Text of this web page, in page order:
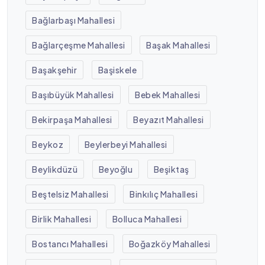
Bağlarbaşı Mahallesi
Bağlarçeşme Mahallesi Başak Mahallesi
Başakşehir Başiskele
Başıbüyük Mahallesi Bebek Mahallesi
Bekirpaşa Mahallesi Beyazıt Mahallesi
Beykoz Beylerbeyi Mahallesi
Beylikdüzü Beyoğlu Beşiktaş
Beştelsiz Mahallesi Binkılıç Mahallesi
Birlik Mahallesi Bolluca Mahallesi
Bostancı Mahallesi Boğazköy Mahallesi